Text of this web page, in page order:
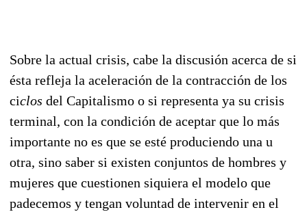
Sobre la actual crisis, cabe la discusión acerca de si
ésta refleja la aceleración de la contracción de los
ciclos del Capitalismo o si representa ya su crisis
terminal, con la condición de aceptar que lo más
importante no es que se esté produciendo una u
otra, sino saber si existen conjuntos de hombres y
mujeres que cuestionen siquiera el modelo que
padecemos y tengan voluntad de intervenir en el